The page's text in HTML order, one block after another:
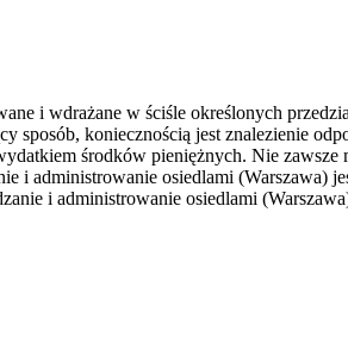
i wdrażane w ściśle określonych
sposób, koniecznością jest znalezienie
środków pieniężnych. Nie
i administrowanie osiedlami (Warszawa)
i administrowanie osiedlami